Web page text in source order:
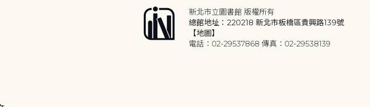
新北市立圖書館 版權所有
總館地址：220218 新北市板橋區貴興路139號
【地圖】
電話：02-29537868 傳真：02-29538139